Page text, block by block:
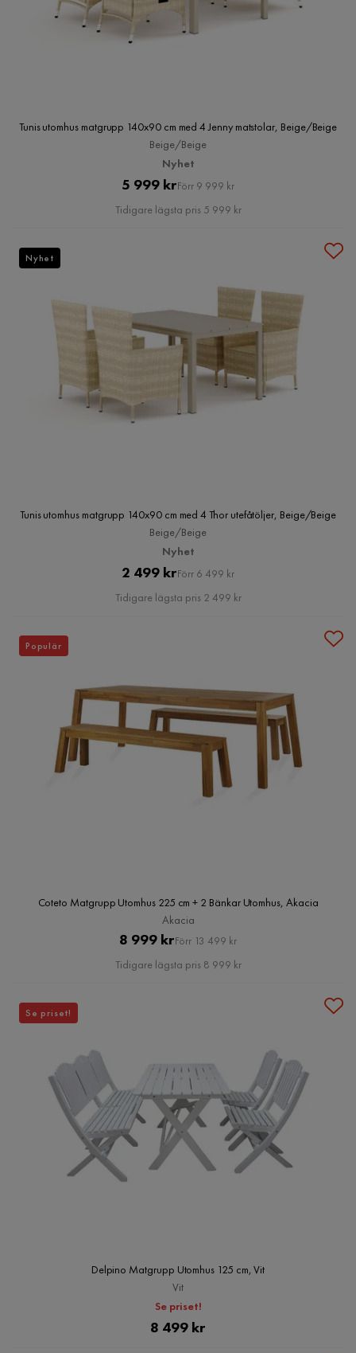
Tunis utomhus matgrupp 140x90 cm med 4 Jenny matstolar, Beige/Beige
Beige/Beige
Nyhet
Pris
5 999 krOriginal
Pris
Förr 9 999 kr
Tidigare lägsta pris 5 999 kr
Tunis utomhus matgrupp 140x90 cm med 4 Thor utefåtöljer, Beige/Beige
Beige/Beige
Nyhet
Pris
2 499 krOriginal
Pris
Förr 6 499 kr
Tidigare lägsta pris 2 499 kr
Nyhet
Coteto Matgrupp Utomhus 225 cm + 2 Bänkar Utomhus, Akacia
Akacia
Pris
8 999 krOriginal
Pris
Förr 13 499 kr
Tidigare lägsta pris 8 999 kr
Populär
Delpino Matgrupp Utomhus 125 cm, Vit
Vit
Se priset!
Pris
8 499 kr
Se priset!